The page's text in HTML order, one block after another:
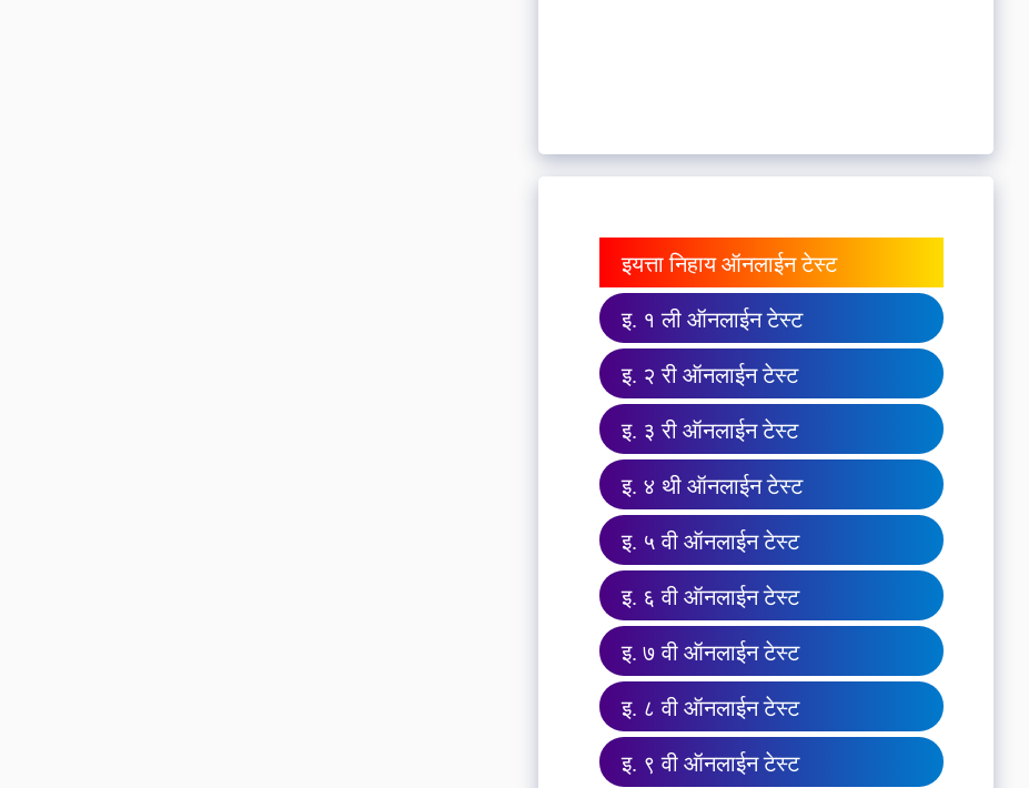
इयत्ता निहाय ऑनलाईन टेस्ट
इ. १ ली ऑनलाईन टेस्ट
इ. २ री ऑनलाईन टेस्ट
इ. ३ री ऑनलाईन टेस्ट
इ. ४ थी ऑनलाईन टेस्ट
इ. ५ वी ऑनलाईन टेस्ट
इ. ६ वी ऑनलाईन टेस्ट
इ. ७ वी ऑनलाईन टेस्ट
इ. ८ वी ऑनलाईन टेस्ट
इ. ९ वी ऑनलाईन टेस्ट